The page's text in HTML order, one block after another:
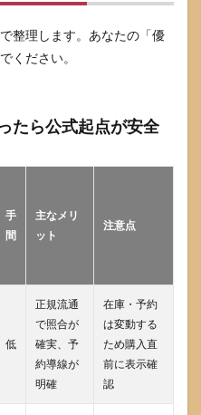
整理します。あなたの「優
ください。
たら公式起点が安全
手
間
主なメリ
ット
注意点
低
正規流通
で照合が
確実、予
約導線が
明確
在庫・予約
は変動する
ため購入直
前に表示確
認